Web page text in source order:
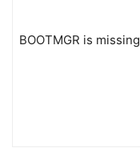
BOOTMGR is missing